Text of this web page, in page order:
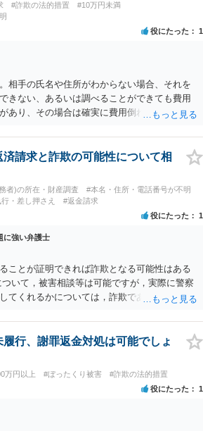
#詐欺の法的措置
#10万円未満
役にたった 1
相手の氏名や住所がわからない場合、それを
きない、あるいは調べることができても費用
あり、その場合は確実に費用倒れになりそう
請求と詐欺の可能性について相
者)の所在・財産調査
#本名・住所・電話番号が不明
・差し押さえ #返金請求
役にたった 1
に強い弁護士
ことが証明できれば詐欺となる可能性はある
いて，被害相談等は可能ですが，実際に警察
てくれるかについては，詐欺であることをど
連絡が取れるのであれば内容証明や電話での
とtなるかと思われます。弁護士を立てること
裁判をする場合だと，弁護士費用との関係か
もご自身の経済的な利益は少ないかと思われ
の内容次第ですが，可能な場合も多いです。
われます。 ６について，内容証明については
ないと送付は出来ないでしょう。裁判手続き
住所へ住んでいないことを調査したうえで，
行、謝罪返金対処は可能でしょ
万円以上 #ぼったくり被害 #詐欺の法的措置
役にたった 1